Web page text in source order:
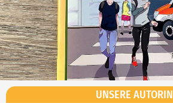
UNSERE AUTORIN